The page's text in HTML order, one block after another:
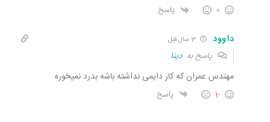
0 پاسخ
داوود 3 سال قبل
پاسخ بهدینا
مهندس عمران که کار دایمی نداشته باشه بدرد نمیخوره
-1 پاسخ